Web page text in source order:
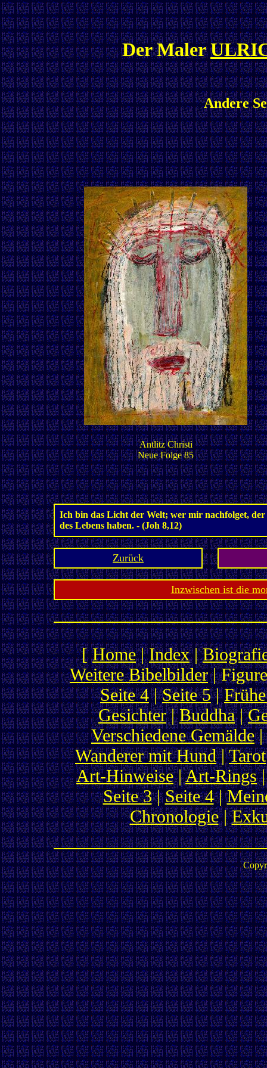
Der Maler
Andere
Antlitz Christi
Neue Folge 85
Ich bin das Licht der Welt; wer mir nachfolget,
des Lebens haben. - (Joh 8,12)
Zurück
Inzwischen ist die
[Home|Index|
Weitere Bibelbilder|
Seite 4|Seite 5|
Gesichter|Buddha|
Verschiedene Gemälde|
Wanderer mit Hund|Tarot
Art-Hinweise|Art-Rings|
Seite 3|Seite 4|
Chronologie|